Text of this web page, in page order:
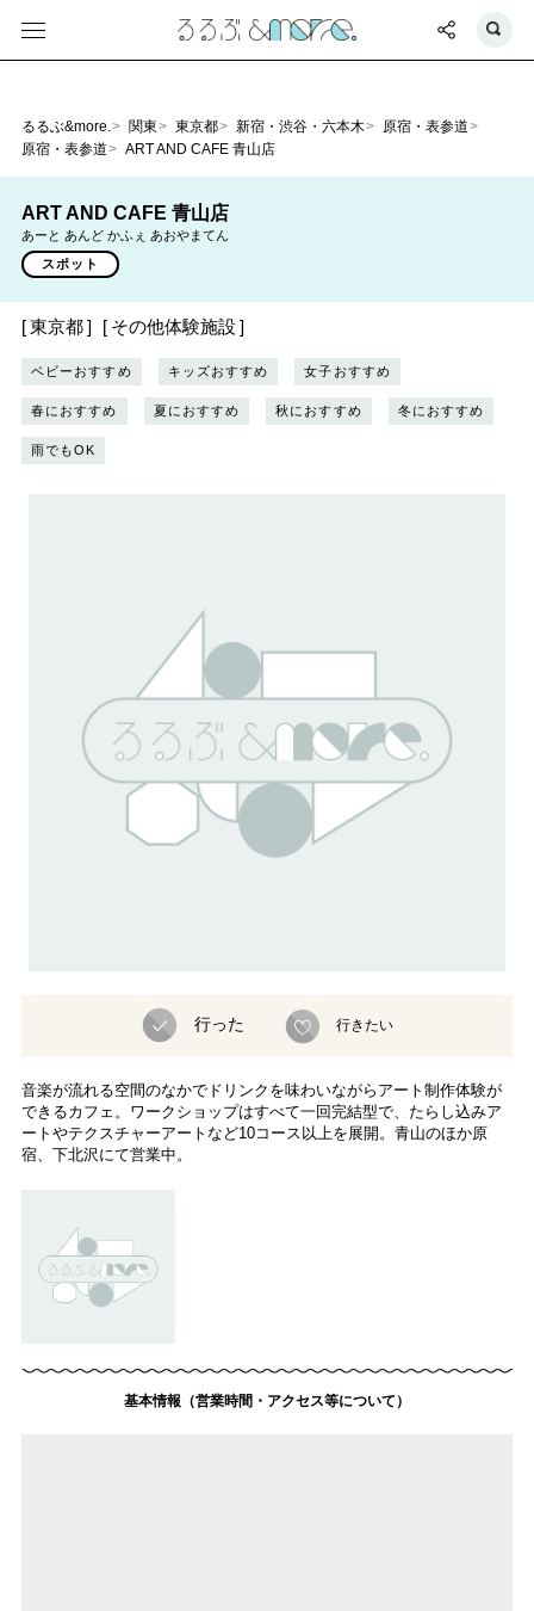
るるぶ&more. 関東 東京都 新宿・渋谷・六本木
原宿・表参道
原宿・表参道
ART AND CAFE 青山店
ART AND CAFE 青山店
あーと あんど かふぇ あおやまてん
スポット
東京都 その他体験施設
ベビーおすすめ キッズおすすめ 女子おすすめ
春におすすめ 夏におすすめ 秋におすすめ 冬におすすめ
雨でもOK
行った 行きたい
音楽が流れる空間のなかでドリンクを味わいながらアート制作体験が
できるカフェ。ワークショップはすべて一回完結型で、たらし込みア
ートやテクスチャーアートなど10コース以上を展開。青山のほか原
宿、下北沢にて営業中。
基本情報（営業時間・アクセス等について）